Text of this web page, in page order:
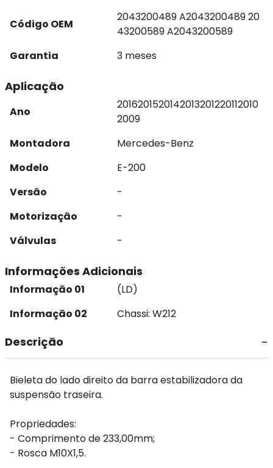
Código OEM
2043200489 A2043200489 20
43200589 A2043200589
Garantia
3 meses
Aplicação
Ano
2016201520142013201220112010
2009
Montadora
Mercedes-Benz
Modelo
E-200
Versão
-
Motorização
-
Válvulas
-
Informações Adicionais
Informação 01
(LD)
Informação 02
Chassi: W212
Descrição
Bieleta do lado direito da barra estabilizadora da
suspensão traseira.
Propriedades:
- Comprimento de 233,00mm;
- Rosca M10X1,5.